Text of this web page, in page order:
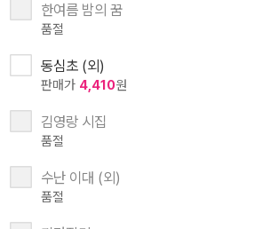
한여름 밤의 꿈
품절
동심초 (외)
판매가 4,410원
김영랑 시집
품절
수난 이대 (외)
품절